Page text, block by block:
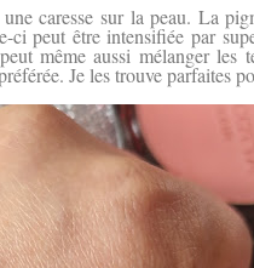
caresse sur la peau. La
peut être intensifiée par
même aussi mélanger les
Je les trouve parfaites